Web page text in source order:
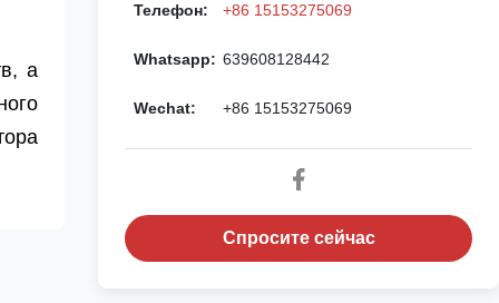
а
Телефон: +86 15153275069
Whatsapp: 639608128442
Wechat: +86 15153275069
Спросите сейчас